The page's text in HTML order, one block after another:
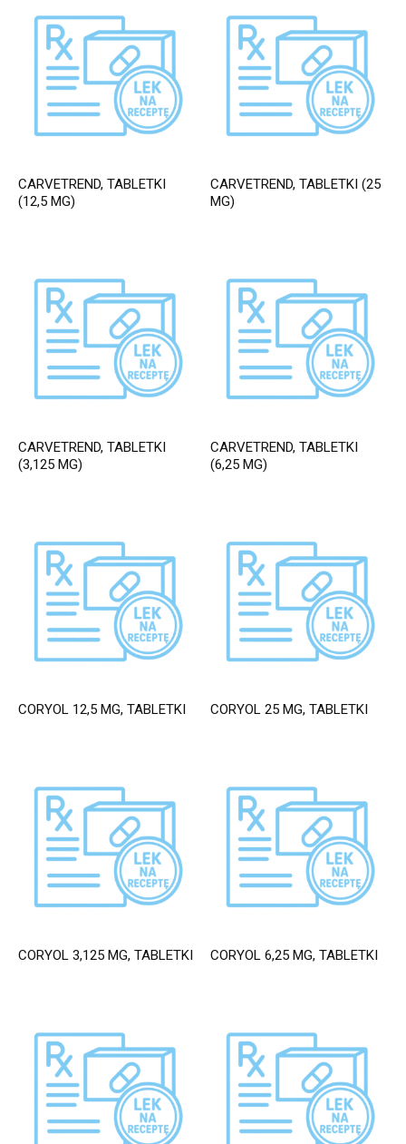
CARVETREND, TABLETKI
(12,5 MG)
CARVETREND, TABLETKI (25
MG)
CARVETREND, TABLETKI
(3,125 MG)
CARVETREND, TABLETKI
(6,25 MG)
CORYOL 12,5 MG, TABLETKI CORYOL 25 MG, TABLETKI
CORYOL 3,125 MG, TABLETKI CORYOL 6,25 MG, TABLETKI